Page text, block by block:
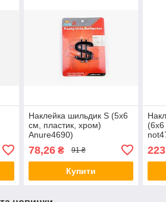
Наклейка шильдик S (5x6
см, пластик, хром)
Anure4690)
78,26₴ 91 ₴
Купити